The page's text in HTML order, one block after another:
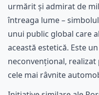
urmărit și admirat de
întreaga lume –
unui public global care
această estetică. Este
neconvențional,
cele mai râvnite